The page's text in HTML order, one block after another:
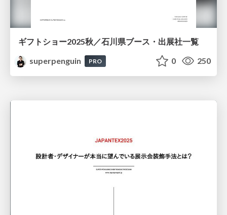
ギフトショー2025秋／石川県ブース・出展社一覧
superpenguin
PRO 0 250